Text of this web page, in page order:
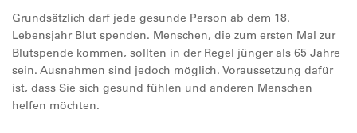
Grundsätzlich darf jede gesunde Person ab dem 18.
Lebensjahr Blut spenden. Menschen, die zum ersten Mal zur
Blutspende kommen, sollten in der Regel jünger als 65 Jahre
sein. Ausnahmen sind jedoch möglich. Voraussetzung dafür
ist, dass Sie sich gesund fühlen und anderen Menschen
helfen möchten.